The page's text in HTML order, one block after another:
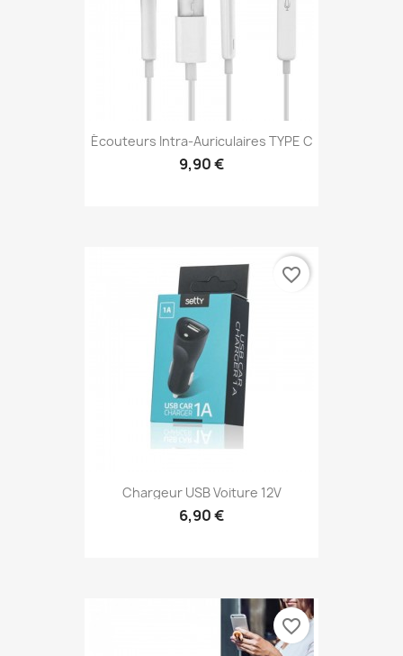
Écouteurs Intra-Auriculaires TYPE C
9,90 €
Chargeur USB Voiture 12V
6,90 €
favorite_border
favorite_border